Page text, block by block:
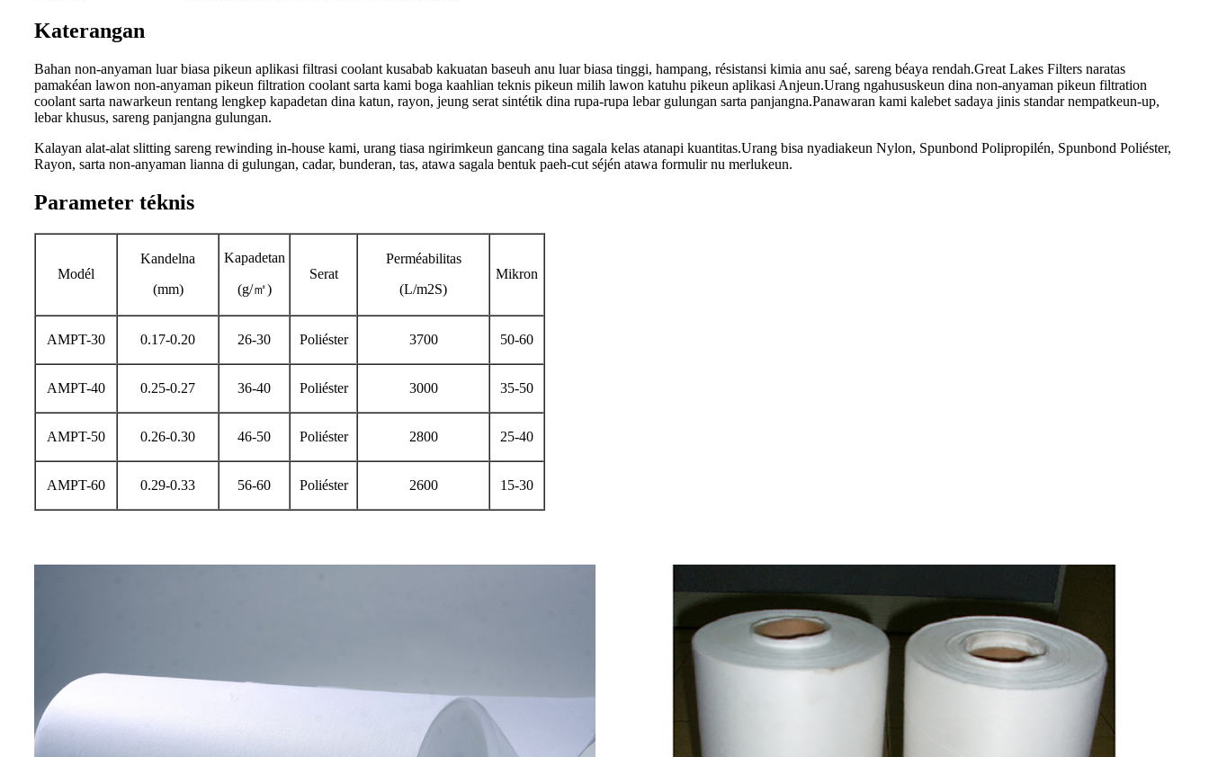
Katerangan
Bahan non-anyaman luar biasa pikeun aplikasi filtrasi coolant kusabab kakuatan baseuh anu luar biasa tinggi, hampang, résistansi kimia anu saé, sareng béaya rendah.Great Lakes Filters naratas
pamakéan lawon non-anyaman pikeun filtration coolant sarta kami boga kaahlian teknis pikeun milih lawon katuhu pikeun aplikasi Anjeun.Urang ngahususkeun dina non-anyaman pikeun filtration
coolant sarta nawarkeun rentang lengkep kapadetan dina katun, rayon, jeung serat sintétik dina rupa-rupa lebar gulungan sarta panjangna.Panawaran kami kalebet sadaya jinis standar nempatkeun-up,
lebar khusus, sareng panjangna gulungan.
Kalayan alat-alat slitting sareng rewinding in-house kami, urang tiasa ngirimkeun gancang tina sagala kelas atanapi kuantitas.Urang bisa nyadiakeun Nylon, Spunbond Polipropilén, Spunbond Poliéster,
Rayon, sarta non-anyaman lianna di gulungan, cadar, bunderan, tas, atawa sagala bentuk paeh-cut séjén atawa formulir nu merlukeun.
Parameter téknis
Modél
Kandelna
(mm)
Kapadetan
(g/㎡)
Serat
Perméabilitas
(L/m2S)
Mikron
AMPT-30 0.17-0.20 26-30 Poliéster 3700 50-60
AMPT-40 0.25-0.27 36-40 Poliéster 3000 35-50
AMPT-50 0.26-0.30 46-50 Poliéster 2800 25-40
AMPT-60 0.29-0.33 56-60 Poliéster 2600 15-30